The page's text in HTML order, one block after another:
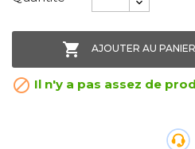
 AJOUTER AU PANIER
 Il n'y a pas assez de